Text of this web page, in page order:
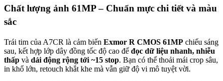
Chất lượng ảnh 61MP – Chuẩn mực chi tiết và màu
sắc
Trái tim của A7CR là cảm biến Exmor R CMOS 61MP chiếu sáng
sau, kết hợp lớp dây đồng tốc độ cao để đọc dữ liệu nhanh, nhiễu
thấp và dải động rộng tới ~15 stop. Bạn có thể thoải mái crop sâu,
in khổ lớn, retouch khắt khe mà vẫn giữ độ vi mô tuyệt vời.